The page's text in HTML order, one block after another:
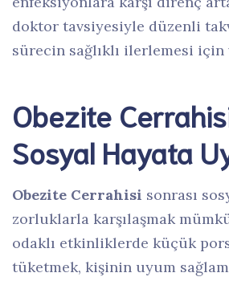
doktor tavsiyesiyle düzenli
sürecin sağlıklı ilerlemesi için
Obezite
Sosyal Hayata
Obezite Cerrahisi sonrası
zorluklarla karşılaşmak
odaklı etkinliklerde küçük
tüketmek, kişinin uyum